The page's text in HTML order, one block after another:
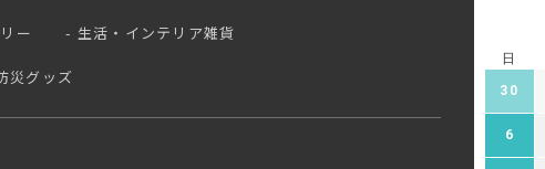
ー 生活・インテリア雑貨
災グッズ
日
30
6